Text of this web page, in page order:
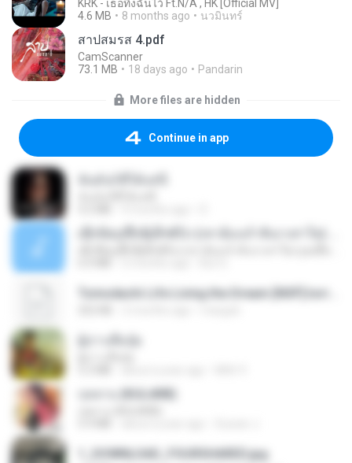
KRK - เธอทิ้งฉันไว้ Ft.N/A , HK [Official MV]
4.6 MB
8 months ago นวมินทร์
สาปสมรส 4.pdf
CamScanner
73.1 MB
18 days ago Pandarin
More files are hidden
Continue in app
กุหลาบ (KULARB)
1_DOWNLOAD_FOURSHARED.jpg